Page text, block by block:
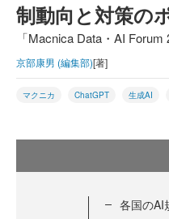
制動向と対策の
「Macnica Data・AI
京部康男 (編集部)[著]
マクニカ ChatGPT 生成AI
各国のAI